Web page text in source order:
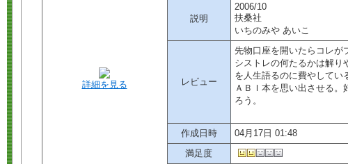
詳細を見る
説明
2006/10
扶桑社
いちのみや あいこ
レビュー
先物口座を開いたらコレが
シストレの何たるかは解り
を人生語るのに費やしてい
ＡＢＩ本を思い出させる
ろう。
作成日時
04月17日 01:48
満足度